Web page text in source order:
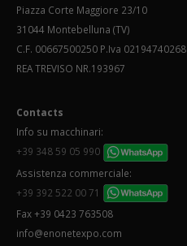
Piazza Corte Maggiore 23/10
31044 Montebelluna (TV)
C.F. 00667500250 P.Iva 02194740268
REA TREVISO NR.193967
Contacts
Info su macchinari:
+39 348 59 05 990
Assistenza commerciale:
+39 392 522 00 71
Fax +39 0423 763508
info@enonetexpo.com